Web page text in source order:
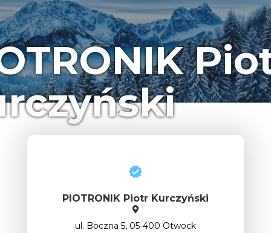
PIOTRONIK Piotr Kurczyński
ul. Boczna 5, 05-400 Otwock